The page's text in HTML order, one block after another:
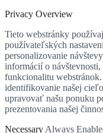
Privacy Overview
Tieto webstránky
používateľských
personalizovanie
informácií o
funkcionalitu
identifikovanie našej
upravovať našu ponuku
prezentovania našej
Necessary Always